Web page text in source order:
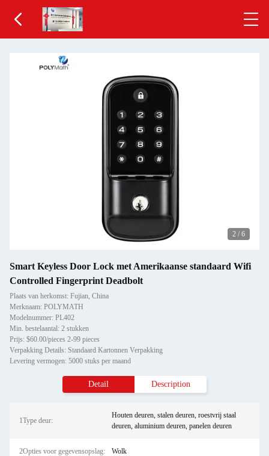
2 / 6
Smart Keyless Door Lock met Amerikaanse standaard Wifi
Controlled Fingerprint Deadbolt
Plaats van herkomst: Fujian, China
Merknaam: POLYMATH
Modelnummer: PL402
Min. bestelaantal: 2 stukken
Prijs: $60.00/pieces 2-99 pieces
Verpakking Details: Standaard Kartonnen Verpakking
Levering vermogen: 5000 stuks per maand
Detail Description
1Type deur:
Houten deuren, stalen deuren, roestvrij staal
deuren, aluminium deuren, panelen deuren
2Opties voor gegevensopslag: Wolk